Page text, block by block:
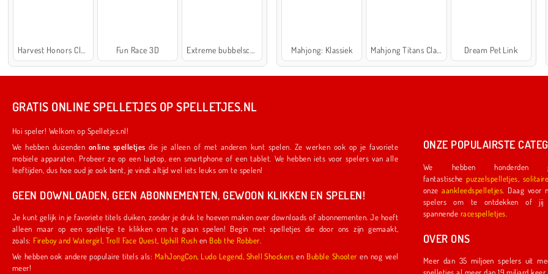
Fun Race 3D Mahjong: Klassiek Dream Pet Link
GRATIS ONLINE SPELLETJES OP SPELLETJES.NL
Hoi speler! Welkom op Spelletjes.nl!
We hebben duizenden online spelletjes die je alleen of met anderen kunt spelen. Ze werken ook op je favoriete
mobiele apparaten. Probeer ze op een laptop, een smartphone of een tablet. We hebben iets voor spelers van alle
leeftijden, dus hoe oud je ook bent, je vindt altijd wel iets leuks om te spelen!
GEEN DOWNLOADEN, GEEN ABONNEMENTEN, GEWOON KLIKKEN EN SPELEN!
Je kunt gelijk in je favoriete titels duiken, zonder je druk te hoeven maken over downloads of abonnementen. Je hoeft
alleen maar op een spelletje te klikken om te gaan spelen! Begin met spelletjes die door ons zijn gemaakt,
zoals:
Fireboy and Watergirl ,Troll Face Quest Uphill Rush en Bob the Robber
We hebben ook andere populaire titels als: MahJongCon Ludo Legend Shell Shockers en Bubble Shooter en nog veel
meer!
ONZE POPULAIRSTE
We hebben
fantastischepuzzelspelletjes
onzeaankleedspelletjes . Daag voor nog meer plezier een
spelers om te ontdekken of jij de eerste
spannende racespelletjes
OVER ONS
Meer dan 35 miljoen spelers uit meer dan 150